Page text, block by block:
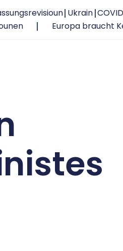
Ukrain
Europa braucht